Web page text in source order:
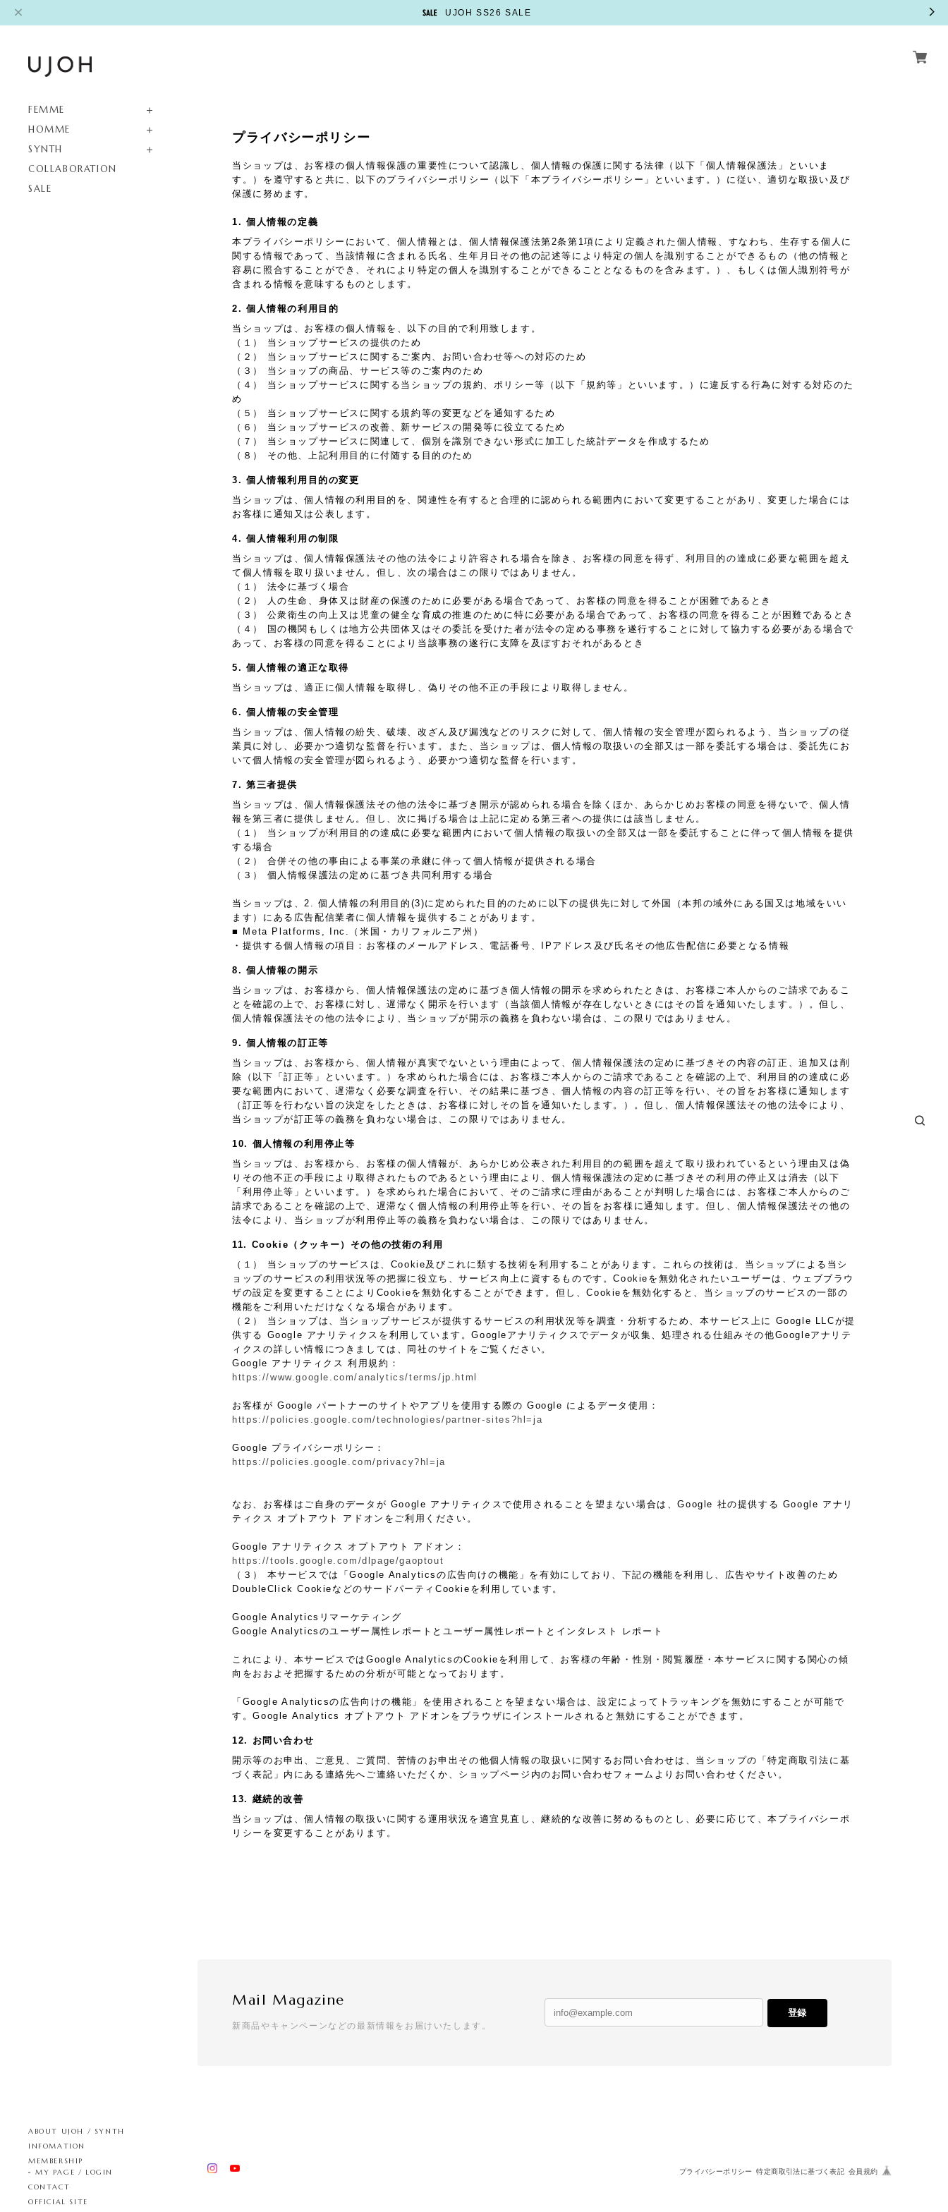
UJOH SS26 SALE
FEMME
HOMME
SYNTH
COLLABORATION
SALE
ABOUT UJOH / SYNTH
INFOMATION
MEMBERSHIP
MY PAGE / LOGIN
CONTACT
OFFICIAL SITE
プライバシーポリシー
当ショップは、お客様の個人情報保護の重要性について認識し、個人情報の保護に関する法律（以下「個人情報保護法」といいま
す。）を遵守すると共に、以下のプライバシーポリシー（以下「本プライバシーポリシー」といいます。）に従い、適切な取扱い及び
保護に努めます。
1. 個人情報の定義
本プライバシーポリシーにおいて、個人情報とは、個人情報保護法第2条第1項により定義された個人情報、すなわち、生存する個人に
関する情報であって、当該情報に含まれる氏名、生年月日その他の記述等により特定の個人を識別することができるもの（他の情報と
容易に照合することができ、それにより特定の個人を識別することができることとなるものを含みます。）、もしくは個人識別符号が
含まれる情報を意味するものとします。
2. 個人情報の利用目的
当ショップは、お客様の個人情報を、以下の目的で利用致します。
（１） 当ショップサービスの提供のため
（２） 当ショップサービスに関するご案内、お問い合わせ等への対応のため
（３） 当ショップの商品、サービス等のご案内のため
（４） 当ショップサービスに関する当ショップの規約、ポリシー等（以下「規約等」といいます。）に違反する行為に対する対応のた
め
（５） 当ショップサービスに関する規約等の変更などを通知するため
（６） 当ショップサービスの改善、新サービスの開発等に役立てるため
（７） 当ショップサービスに関連して、個別を識別できない形式に加工した統計データを作成するため
（８） その他、上記利用目的に付随する目的のため
3. 個人情報利用目的の変更
当ショップは、個人情報の利用目的を、関連性を有すると合理的に認められる範囲内において変更することがあり、変更した場合には
お客様に通知又は公表します。
4. 個人情報利用の制限
当ショップは、個人情報保護法その他の法令により許容される場合を除き、お客様の同意を得ず、利用目的の達成に必要な範囲を超え
て個人情報を取り扱いません。但し、次の場合はこの限りではありません。
（１） 法令に基づく場合
（２） 人の生命、身体又は財産の保護のために必要がある場合であって、お客様の同意を得ることが困難であるとき
（３） 公衆衛生の向上又は児童の健全な育成の推進のために特に必要がある場合であって、お客様の同意を得ることが困難であるとき
（４） 国の機関もしくは地方公共団体又はその委託を受けた者が法令の定める事務を遂行することに対して協力する必要がある場合で
あって、お客様の同意を得ることにより当該事務の遂行に支障を及ぼすおそれがあるとき
5. 個人情報の適正な取得
当ショップは、適正に個人情報を取得し、偽りその他不正の手段により取得しません。
6. 個人情報の安全管理
当ショップは、個人情報の紛失、破壊、改ざん及び漏洩などのリスクに対して、個人情報の安全管理が図られるよう、当ショップの従
業員に対し、必要かつ適切な監督を行います。また、当ショップは、個人情報の取扱いの全部又は一部を委託する場合は、委託先にお
いて個人情報の安全管理が図られるよう、必要かつ適切な監督を行います。
7. 第三者提供
当ショップは、個人情報保護法その他の法令に基づき開示が認められる場合を除くほか、あらかじめお客様の同意を得ないで、個人情
報を第三者に提供しません。但し、次に掲げる場合は上記に定める第三者への提供には該当しません。
（１） 当ショップが利用目的の達成に必要な範囲内において個人情報の取扱いの全部又は一部を委託することに伴って個人情報を提供
する場合
（２） 合併その他の事由による事業の承継に伴って個人情報が提供される場合
（３） 個人情報保護法の定めに基づき共同利用する場合
当ショップは、2. 個人情報の利用目的(3)に定められた目的のために以下の提供先に対して外国（本邦の域外にある国又は地域をいい
ます）にある広告配信業者に個人情報を提供することがあります。
■ Meta Platforms, Inc.（米国・カリフォルニア州）
・提供する個人情報の項目：お客様のメールアドレス、電話番号、IPアドレス及び氏名その他広告配信に必要となる情報
8. 個人情報の開示
当ショップは、お客様から、個人情報保護法の定めに基づき個人情報の開示を求められたときは、お客様ご本人からのご請求であるこ
とを確認の上で、お客様に対し、遅滞なく開示を行います（当該個人情報が存在しないときにはその旨を通知いたします。）。但し、
個人情報保護法その他の法令により、当ショップが開示の義務を負わない場合は、この限りではありません。
9. 個人情報の訂正等
当ショップは、お客様から、個人情報が真実でないという理由によって、個人情報保護法の定めに基づきその内容の訂正、追加又は削
除（以下「訂正等」といいます。）を求められた場合には、お客様ご本人からのご請求であることを確認の上で、利用目的の達成に必
要な範囲内において、遅滞なく必要な調査を行い、その結果に基づき、個人情報の内容の訂正等を行い、その旨をお客様に通知します
（訂正等を行わない旨の決定をしたときは、お客様に対しその旨を通知いたします。）。但し、個人情報保護法その他の法令により、
当ショップが訂正等の義務を負わない場合は、この限りではありません。
10. 個人情報の利用停止等
当ショップは、お客様から、お客様の個人情報が、あらかじめ公表された利用目的の範囲を超えて取り扱われているという理由又は偽
りその他不正の手段により取得されたものであるという理由により、個人情報保護法の定めに基づきその利用の停止又は消去（以下
「利用停止等」といいます。）を求められた場合において、そのご請求に理由があることが判明した場合には、お客様ご本人からのご
請求であることを確認の上で、遅滞なく個人情報の利用停止等を行い、その旨をお客様に通知します。但し、個人情報保護法その他の
法令により、当ショップが利用停止等の義務を負わない場合は、この限りではありません。
11. Cookie（クッキー）その他の技術の利用
（１） 当ショップのサービスは、Cookie及びこれに類する技術を利用することがあります。これらの技術は、当ショップによる当シ
ョップのサービスの利用状況等の把握に役立ち、サービス向上に資するものです。Cookieを無効化されたいユーザーは、ウェブブラウ
ザの設定を変更することによりCookieを無効化することができます。但し、Cookieを無効化すると、当ショップのサービスの一部の
機能をご利用いただけなくなる場合があります。
（２） 当ショップは、当ショップサービスが提供するサービスの利用状況等を調査・分析するため、本サービス上に Google LLCが提
供する Google アナリティクスを利用しています。Googleアナリティクスでデータが収集、処理される仕組みその他Googleアナリテ
ィクスの詳しい情報につきましては、同社のサイトをご覧ください。
Google アナリティクス 利用規約：
https://www.google.com/analytics/terms/jp.html
お客様が Google パートナーのサイトやアプリを使用する際の Google によるデータ使用：
https://policies.google.com/technologies/partner-sites?hl=ja
Google プライバシーポリシー：
https://policies.google.com/privacy?hl=ja
なお、お客様はご自身のデータが Google アナリティクスで使用されることを望まない場合は、Google 社の提供する Google アナリ
ティクス オプトアウト アドオンをご利用ください。
Google アナリティクス オプトアウト アドオン：
https://tools.google.com/dlpage/gaoptout
（３） 本サービスでは「Google Analyticsの広告向けの機能」を有効にしており、下記の機能を利用し、広告やサイト改善のため
DoubleClick CookieなどのサードパーティCookieを利用しています。
Google Analyticsリマーケティング
Google Analyticsのユーザー属性レポートとユーザー属性レポートとインタレスト レポート
これにより、本サービスではGoogle AnalyticsのCookieを利用して、お客様の年齢・性別・閲覧履歴・本サービスに関する関心の傾
向をおおよそ把握するための分析が可能となっております。
「Google Analyticsの広告向けの機能」を使用されることを望まない場合は、設定によってトラッキングを無効にすることが可能で
す。Google Analytics オプトアウト アドオンをブラウザにインストールされると無効にすることができます。
12. お問い合わせ
開示等のお申出、ご意見、ご質問、苦情のお申出その他個人情報の取扱いに関するお問い合わせは、当ショップの「特定商取引法に基
づく表記」内にある連絡先へご連絡いただくか、ショップページ内のお問い合わせフォームよりお問い合わせください。
13. 継続的改善
当ショップは、個人情報の取扱いに関する運用状況を適宜見直し、継続的な改善に努めるものとし、必要に応じて、本プライバシーポ
リシーを変更することがあります。
Mail Magazine
新商品やキャンペーンなどの最新情報をお届けいたします。
登録
プライバシーポリシー 特定商取引法に基づく表記 会員規約